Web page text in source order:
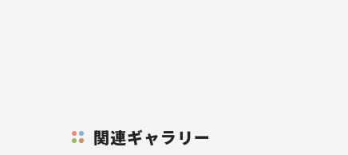
関連ギャラリー